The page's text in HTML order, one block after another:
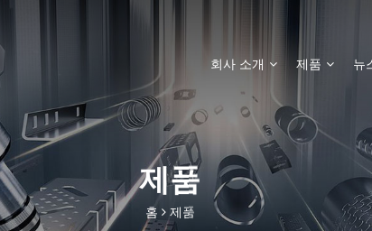
회사 소개 제품 뉴
제품
홈 제품